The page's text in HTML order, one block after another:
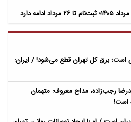
دارد
است؛ برق کل تهران قطع می‌شود! / ایران:
رجب‌زاده، مداح معروف: متهمان
است!